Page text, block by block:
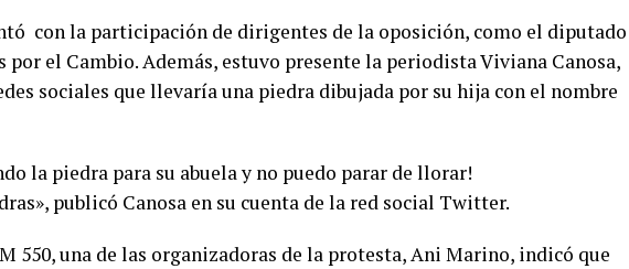
con la participación de dirigentes de la oposición, como el diputado
por el Cambio. Además, estuvo presente la periodista Viviana Canosa,
sociales que llevaría una piedra dibujada por su hija con el nombre
la piedra para su abuela y no puedo parar de llorar!
publicó Canosa en su cuenta de la red social Twitter.
550, una de las organizadoras de la protesta, Ani Marino, indicó que